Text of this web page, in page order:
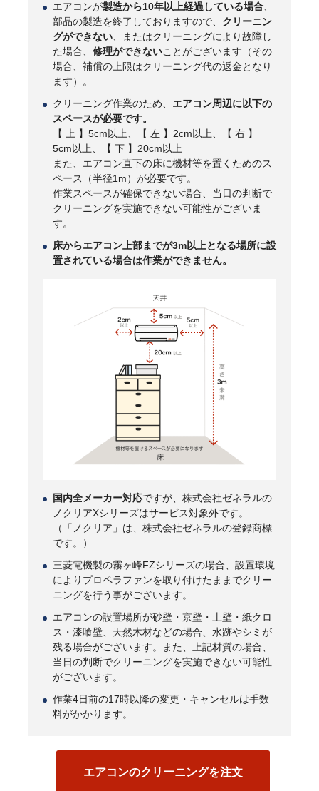
エアコンが製造から10年以上経過している場合、
部品の製造を終了しておりますので、 クリーニン
グができない、またはクリーニングにより故障し
た場合、 修理ができないことがございます（その
場合、補償の上限はクリーニング代の返金となり
ます）。
クリーニング作業のため、 エアコン周辺に以下の
スペースが必要です。
【 上 】5cm以上、【 左 】2cm以上、【 右 】
5cm以上、【 下 】20cm以上
また、エアコン直下の床に機材等を置くためのス
ペース（半径1m）が必要です。
作業スペースが確保できない場合、当日の判断で
クリーニングを実施できない可能性がございま
す。
床からエアコン上部までが3m以上となる場所に設
置されている場合は作業ができません。
国内全メーカー対応ですが、株式会社ゼネラルの
ノクリアXシリーズはサービス対象外です。
（「ノクリア」は、株式会社ゼネラルの登録商標
です。）
三菱電機製の霧ヶ峰FZシリーズの場合、設置環境
によりプロペラファンを取り付けたままでクリー
ニングを行う事がございます。
エアコンの設置場所が砂壁・京壁・土壁・紙クロ
ス・漆喰壁、天然木材などの場合、水跡やシミが
残る場合がございます。また、上記材質の場合、
当日の判断でクリーニングを実施できない可能性
がございます。
作業4日前の17時以降の変更・キャンセルは手数
料がかかります。
エアコンのクリーニングを注文